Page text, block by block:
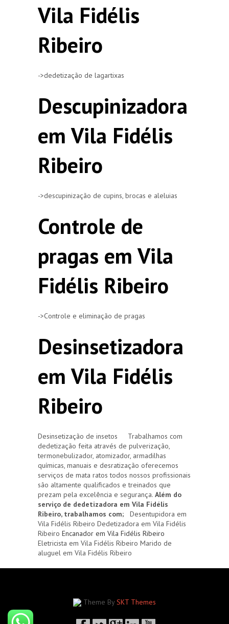
Vila Fidélis
Ribeiro
->dedetização de lagartixas
Descupinizadora
em Vila Fidélis
Ribeiro
->descupinização de cupins, brocas e aleluias
Controle de
pragas em Vila
Fidélis Ribeiro
->Controle e eliminação de pragas
Desinsetizadora
em Vila Fidélis
Ribeiro
Desinsetização de insetos Trabalhamos com
dedetização feita através de pulverização,
termonebulizador, atomizador, armadilhas
químicas, manuais e desratização oferecemos
serviços de mata ratos todos nossos profissionais
são altamente qualificados e treinados que
prezam pela excelência e segurança. Além do
serviço de dedetizadora em Vila Fidélis
Ribeiro, trabalhamos com; Desentupidora em
Vila Fidélis Ribeiro Dedetizadora em Vila Fidélis
Ribeiro Encanador em Vila Fidélis Ribeiro
Eletricista em Vila Fidélis Ribeiro Marido de
aluguel em Vila Fidélis Ribeiro
Theme By SKT Themes